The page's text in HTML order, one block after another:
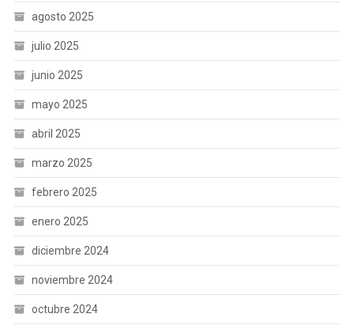
agosto 2025
julio 2025
junio 2025
mayo 2025
abril 2025
marzo 2025
febrero 2025
enero 2025
diciembre 2024
noviembre 2024
octubre 2024